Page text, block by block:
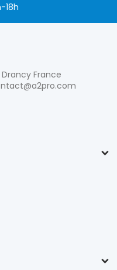
18h
France